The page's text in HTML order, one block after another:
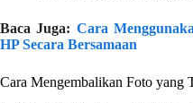
Baca Juga: Cara
HP Secara Bersamaan
Cara Mengembalikan Foto yang